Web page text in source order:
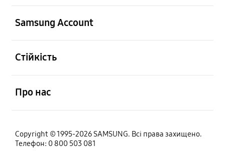
Samsung Account
Стійкість
Про нас
Copyright © 1995-2026 SAMSUNG. Всі права захищено.
Телефон: 0 800 503 081